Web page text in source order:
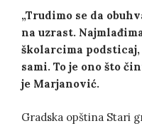
„Trudimo se da
na uzrast.
školarcima
sami. To je ono što
je Marjanović.
Gradska opština Stari